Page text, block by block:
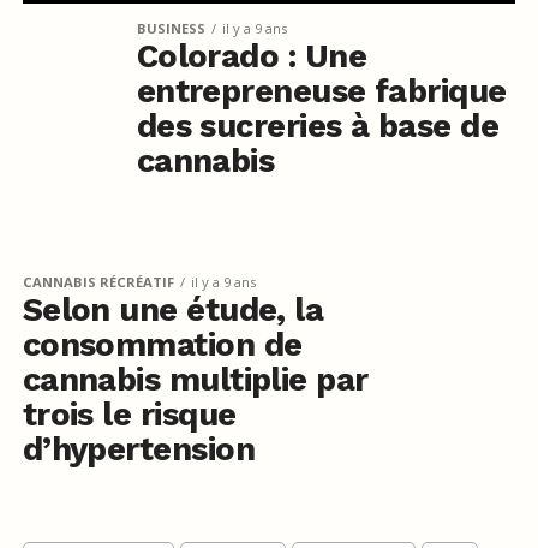
BUSINESS il y a 9 ans
Colorado : Une
entrepreneuse fabrique
des sucreries à base de
cannabis
CANNABIS RÉCRÉATIF il y a 9 ans
Selon une étude, la
consommation de
cannabis multiplie par
trois le risque
d’hypertension